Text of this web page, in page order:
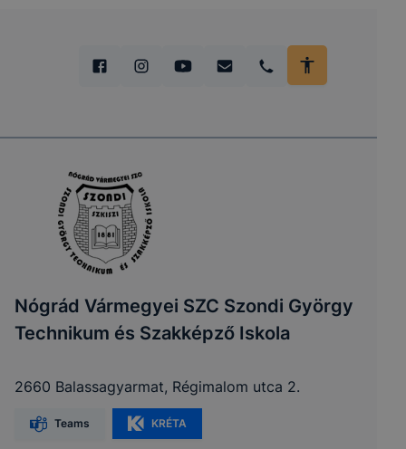
Nógrád Vármegyei SZC Szondi György
Technikum és Szakképző Iskola
2660 Balassagyarmat, Régimalom utca 2.
Teams KRÉTA